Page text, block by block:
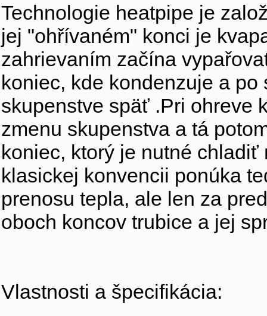
Technologie heatpipe je
jej "ohřívaném" konci je
zahrievaním začína
koniec, kde kondenzuje a
skupenstve späť .Pri ohreve
zmenu skupenstva a tá
koniec, ktorý je nutné
klasickej konvencii ponúka
prenosu tepla, ale len za
oboch koncov trubice a jej
Vlastnosti a špecifikácia: